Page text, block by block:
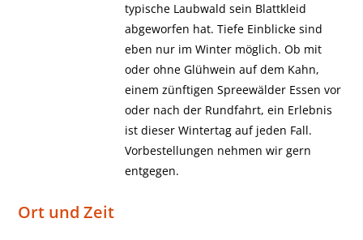
typische Laubwald sein Blattkleid
abgeworfen hat. Tiefe Einblicke sind
eben nur im Winter möglich. Ob mit
oder ohne Glühwein auf dem Kahn,
einem zünftigen Spreewälder Essen vor
oder nach der Rundfahrt, ein Erlebnis
ist dieser Wintertag auf jeden Fall.
Vorbestellungen nehmen wir gern
entgegen.
Ort und Zeit